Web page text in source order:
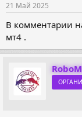
21 Май 2025
В комментарии
мт4 .